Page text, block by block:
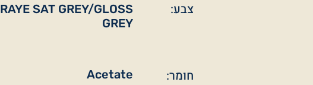
RAYE SAT GREY/GLOSS
GREY
צבע:
Acetate חומר: